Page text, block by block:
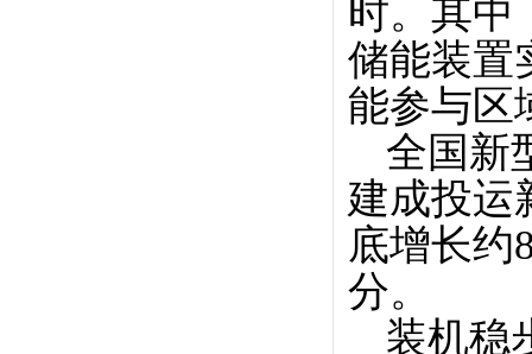
时。其中
储能装置
能参与区
全国新
建成投运
底增长约
分。
装机稳